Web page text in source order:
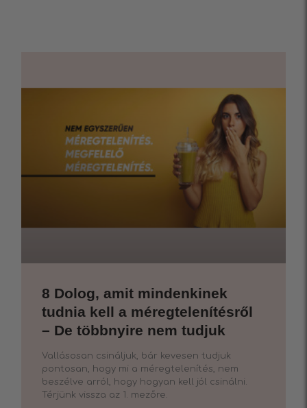
8 Dolog, amit mindenkinek
tudnia kell a méregtelenítésről
– De többnyire nem tudjuk
Vallásosan csináljuk, bár kevesen tudjuk
pontosan, hogy mi a méregtelenítés, nem
beszélve arról, hogy hogyan kell jól csinálni.
Térjünk vissza az 1. mezőre.